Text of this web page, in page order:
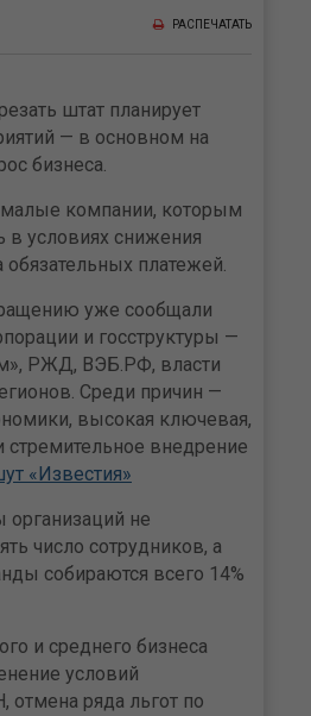
РАСПЕЧАТАТЬ
штат планирует
— в основном на
бизнеса.
малые компании, которым
в условиях снижения
обязательных платежей.
уже сообщали
и госструктуры —
РЖД, ВЭБ.РФ, власти
Среди причин —
высокая ключевая,
стремительное внедрение
«Известия»
не
число сотрудников, а
собираются всего 14%
и среднего бизнеса
условий
отмена ряда льгот по